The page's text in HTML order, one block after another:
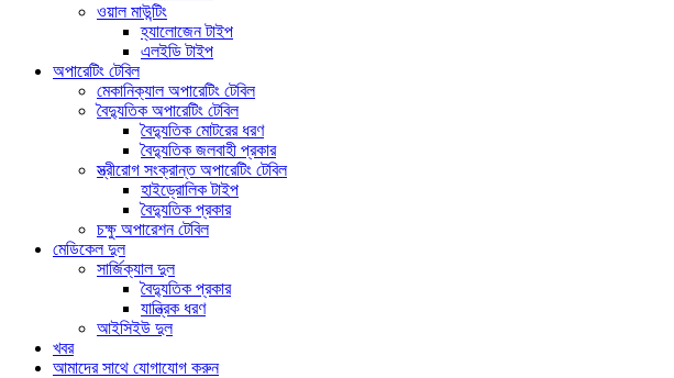
ওয়াল মাউন্টিং
হ্যালোজেন টাইপ
এলইডি টাইপ
অপারেটিং টেবিল
মেকানিক্যাল অপারেটিং টেবিল
বৈদ্যুতিক অপারেটিং টেবিল
বৈদ্যুতিক মোটরের ধরণ
বৈদ্যুতিক জলবাহী প্রকার
স্ত্রীরোগ সংক্রান্ত অপারেটিং টেবিল
হাইড্রোলিক টাইপ
বৈদ্যুতিক প্রকার
চক্ষু অপারেশন টেবিল
মেডিকেল দুল
সার্জিক্যাল দুল
বৈদ্যুতিক প্রকার
যান্ত্রিক ধরণ
আইসিইউ দুল
খবর
আমাদের সাথে যোগাযোগ করুন